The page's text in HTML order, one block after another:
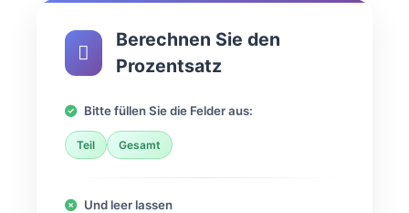
Berechnen Sie den
Prozentsatz
Bitte füllen Sie die Felder aus:
Teil Gesamt
Und leer lassen